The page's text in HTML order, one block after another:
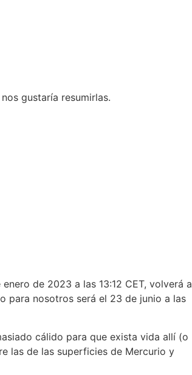
gustaría resumirlas.
de 2023 a las 13:12 CET, volverá a
para nosotros será el 23 de junio a las
cálido para que exista vida allí (o
las de las superficies de Mercurio y